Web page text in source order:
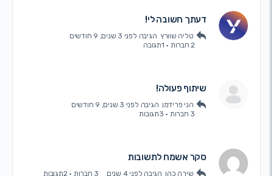
דעתך חשובה לי!
טליה שוורץ הגיבהלפני 3 שנים, 9 חודשים
1תגובה
שיתוף פעולה!
הני פרידמן הגיבהלפני 3 שנים, 9 חודשים
3תגובות
סקר אשמח לתשובות
שירה כהן הגיבהלפני 4 שנים 3 חברות 2תגובות